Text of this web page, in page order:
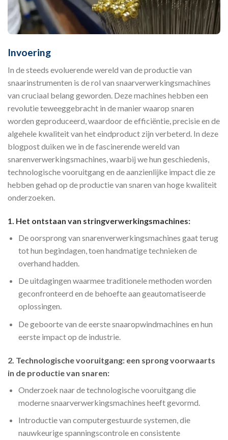
Invoering
In de steeds evoluerende wereld van de productie van
snaarinstrumenten is de rol van snaarverwerkingsmachines
van cruciaal belang geworden. Deze machines hebben een
revolutie teweeggebracht in de manier waarop snaren
worden geproduceerd, waardoor de efficiëntie, precisie en de
algehele kwaliteit van het eindproduct zijn verbeterd. In deze
blogpost duiken we in de fascinerende wereld van
snarenverwerkingsmachines, waarbij we hun geschiedenis,
technologische vooruitgang en de aanzienlijke impact die ze
hebben gehad op de productie van snaren van hoge kwaliteit
onderzoeken.
1. Het ontstaan van stringverwerkingsmachines:
De oorsprong van snarenverwerkingsmachines gaat terug
tot hun begindagen, toen handmatige technieken de
overhand hadden.
De uitdagingen waarmee traditionele methoden worden
geconfronteerd en de behoefte aan geautomatiseerde
oplossingen.
De geboorte van de eerste snaaropwindmachines en hun
eerste impact op de industrie.
2. Technologische vooruitgang: een sprong voorwaarts
in de productie van snaren:
Onderzoek naar de technologische vooruitgang die
moderne snaarverwerkingsmachines heeft gevormd.
Introductie van computergestuurde systemen, die
nauwkeurige spanningscontrole en consistente